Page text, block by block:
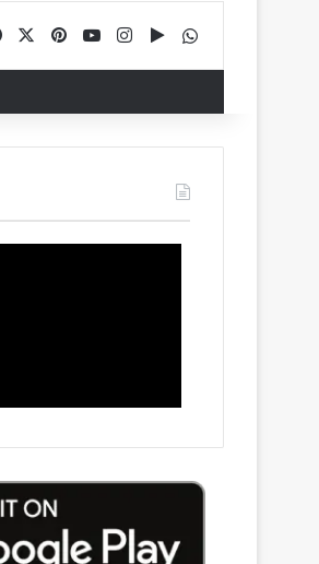
FacebookPinterestYouTubeInstagram
Google Play